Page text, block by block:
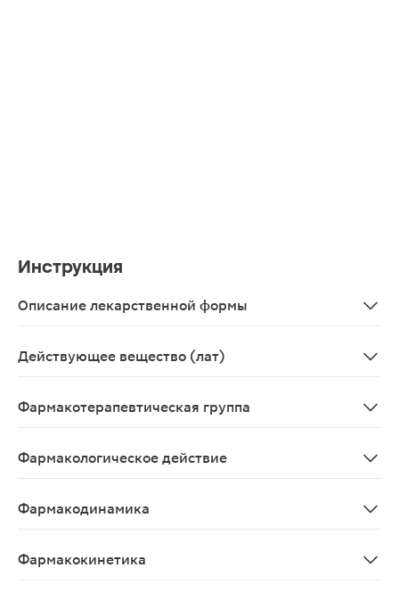
Инструкция
Описание лекарственной формы
Действующее вещество (лат)
Фармакотерапевтическая группа
Фармакологическое действие
Фармакодинамика
Фармакокинетика